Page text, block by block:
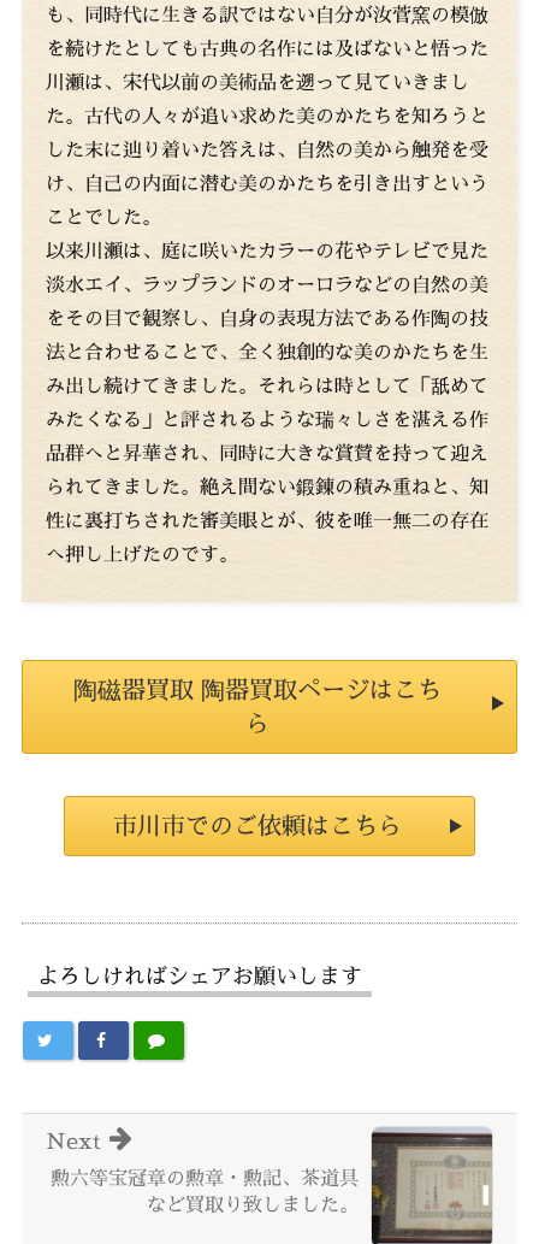
も、同時代に生きる訳ではない自分が汝菅窯の模倣
を続けたとしても古典の名作には及ばないと悟った
川瀬は、宋代以前の美術品を遡って見ていきまし
た。古代の人々が追い求めた美のかたちを知ろうと
した末に辿り着いた答えは、自然の美から触発を受
け、自己の内面に潜む美のかたちを引き出すという
ことでした。
以来川瀬は、庭に咲いたカラーの花やテレビで見た
淡水エイ、ラップランドのオーロラなどの自然の美
をその目で観察し、自身の表現方法である作陶の技
法と合わせることで、全く独創的な美のかたちを生
み出し続けてきました。それらは時として「舐めて
みたくなる」と評されるような瑞々しさを湛える作
品群へと昇華され、同時に大きな賞賛を持って迎え
られてきました。絶え間ない鍛錬の積み重ねと、知
性に裏打ちされた審美眼とが、彼を唯一無二の存在
へ押し上げたのです。
陶磁器買取 陶器買取ページはこち
ら
市川市でのご依頼はこちら
よろしければシェアお願いします
勲六等宝冠章の勲章・勲記、茶道具
など買取り致しました。
Next